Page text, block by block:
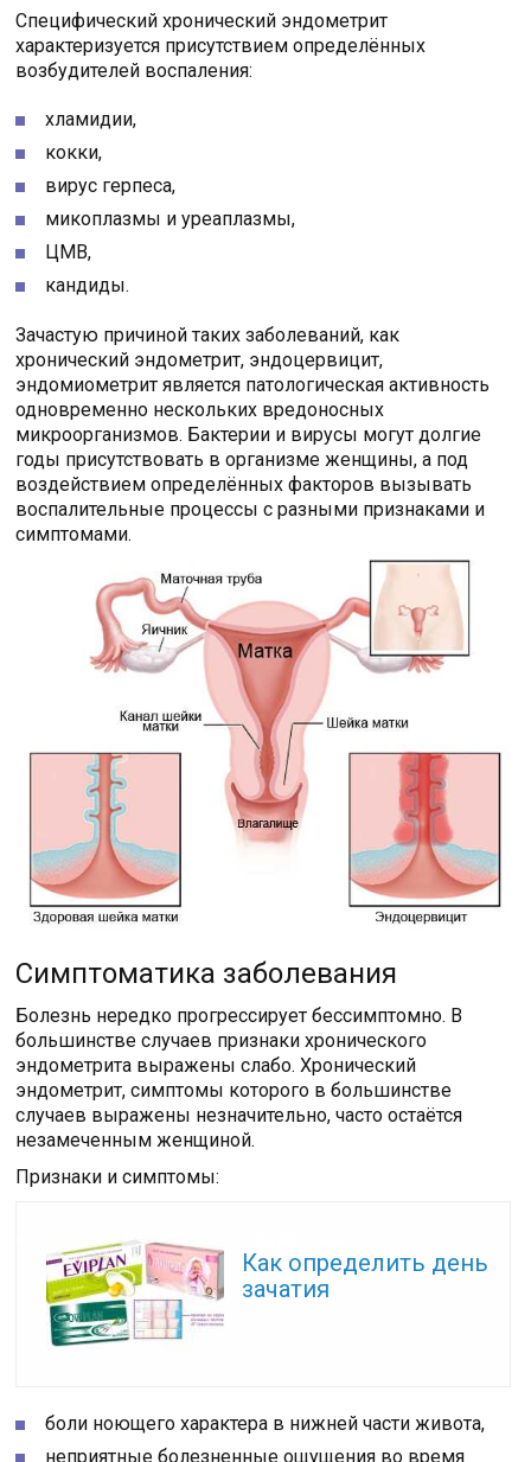
Специфический хронический эндометрит
характеризуется присутствием определённых
возбудителей воспаления:
хламидии,
кокки,
вирус герпеса,
микоплазмы и уреаплазмы,
ЦМВ,
кандиды.
Зачастую причиной таких заболеваний, как
хронический эндометрит, эндоцервицит,
эндомиометрит является патологическая активность
одновременно нескольких вредоносных
микроорганизмов. Бактерии и вирусы могут долгие
годы присутствовать в организме женщины, а под
воздействием определённых факторов вызывать
воспалительные процессы с разными признаками и
симптомами.
Симптоматика заболевания
Болезнь нередко прогрессирует бессимптомно. В
большинстве случаев признаки хронического
эндометрита выражены слабо. Хронический
эндометрит, симптомы которого в большинстве
случаев выражены незначительно, часто остаётся
незамеченным женщиной.
Признаки и симптомы:
Как определить день
зачатия
боли ноющего характера в нижней части живота,
неприятные болезненные ощущения во время